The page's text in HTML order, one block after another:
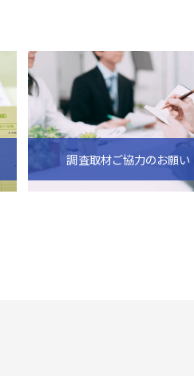
調査取材ご協力のお願い